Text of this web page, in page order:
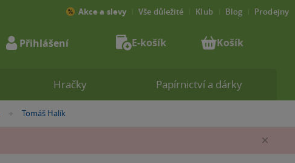
»
Tomáš Halík
Hračky Papírnictví a dárky
Akce a slevy Vše důležité Klub Blog Prodejny
Přihlášení E-košík Košík